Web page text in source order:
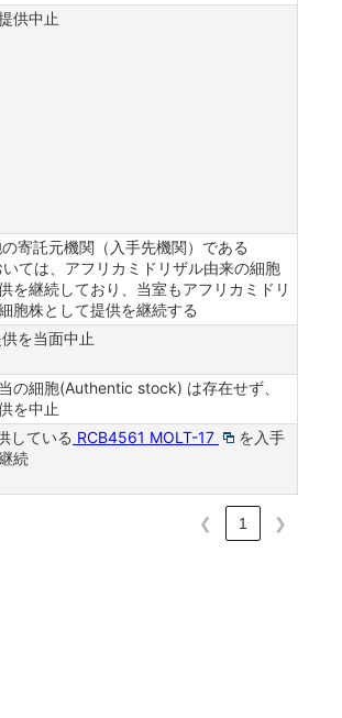
供中止
寄託元機関（入手先機関）である
いては、アフリカミドリザル由来の細胞
を継続しており、当室もアフリカミドリ
胞株として提供を継続する
を当面中止
の細胞(Authentic stock) は存在せず、
を中止
している RCB4561 MOLT-17
を入手
続
❮ 1 ❯